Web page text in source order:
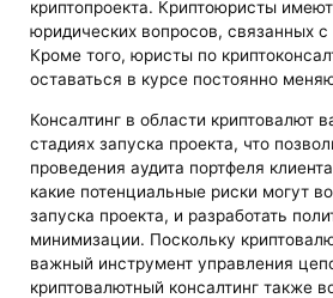
криптопроекта. Криптоюристы
юридических вопросов, связанных с
Кроме того, юристы по
оставаться в курсе постоянно
Консалтинг в области криптовалют
стадиях запуска проекта, что
проведения аудита портфеля
какие потенциальные риски могут
запуска проекта, и разработать
минимизации. Поскольку
важный инструмент управления
криптовалютный консалтинг также